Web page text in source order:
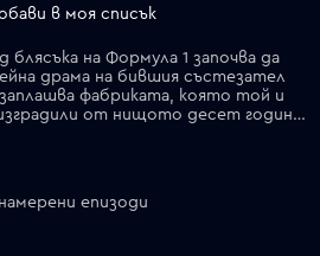
в моя списък
блясъка на Формула 1 започва да
драма на бившия състезател
фабриката, която той и
съпругата му Лаура са изградили от нищото десет години по-рано. Нестабилният им брак е разтърсен и разбит от загубата на сина им Дино година преди това. Ферари трудно намира сили да приеме другия си син – Пиеро, от любовницата си Лина Ларди. Междувременно жаждата за победа на пилотите му ги тласка до ръба, когато те се впускат в емблематичното, но коварно състезание Миле Миля – 1000 мили през Италия, което трябва да бъде спечелено на всяка цена.
епизоди